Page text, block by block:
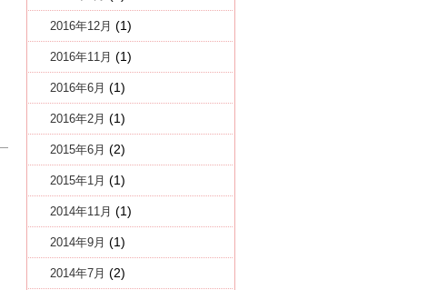
2016年12月 (1)
2016年11月 (1)
2016年6月 (1)
2016年2月 (1)
2015年6月 (2)
2015年1月 (1)
2014年11月 (1)
2014年9月 (1)
2014年7月 (2)